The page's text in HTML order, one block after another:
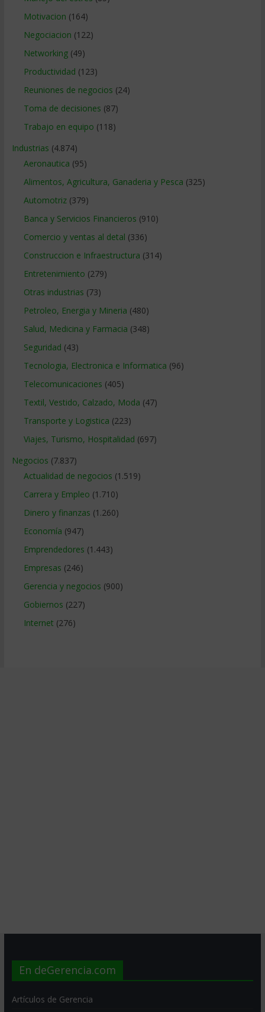
Motivacion (164)
Negociacion (122)
Networking(49)
Productividad (123)
Reuniones de negocios (24)
Toma de decisiones (87)
Trabajo en equipo (118)
Industrias (4.874)
Aeronautica (95)
Alimentos, Agricultura, Ganaderia y Pesca (325)
Automotriz(379)
Banca y Servicios Financieros (910)
Comercio y ventas al detal (336)
Construccion e Infraestructura (314)
Entretenimiento (279)
Otras industrias (73)
Petroleo, Energia y Mineria (480)
Salud, Medicina y Farmacia (348)
Seguridad (43)
Tecnologia, Electronica e Informatica (96)
Telecomunicaciones (405)
Textil, Vestido, Calzado, Moda (47)
Transporte y Logistica (223)
Viajes, Turismo, Hospitalidad (697)
Negocios (7.837)
Actualidad de negocios (1.519)
Carrera y Empleo (1.710)
Dinero y finanzas (1.260)
Economía (947)
Emprendedores (1.443)
Empresas (246)
Gerencia y negocios (900)
Gobiernos (227)
Internet (276)
En deGerencia.com
Artículos de Gerencia